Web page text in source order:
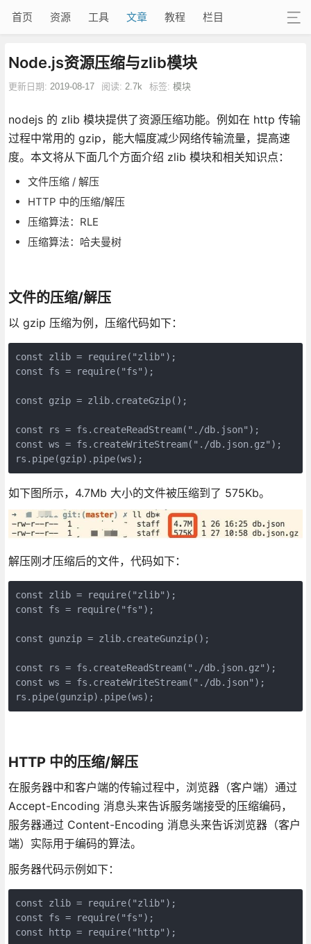
首页 资源 工具 文章 教程 栏目
Node.js资源压缩与zlib模块
更新日期: 2019-08-17 阅读: 2.7k 标签: 模块
nodejs 的 zlib 模块提供了资源压缩功能。例如在 http 传输
过程中常用的 gzip，能大幅度减少网络传输流量，提高速
度。本文将从下面几个方面介绍 zlib 模块和相关知识点：
文件压缩 / 解压
HTTP 中的压缩/解压
压缩算法：RLE
压缩算法：哈夫曼树
文件的压缩/解压
以 gzip 压缩为例，压缩代码如下：
const zlib = require("zlib");
const fs = require("fs");
const gzip = zlib.createGzip();
const rs = fs.createReadStream("./db.json");
const ws = fs.createWriteStream("./db.json.gz");
rs.pipe(gzip).pipe(ws);
如下图所示，4.7Mb 大小的文件被压缩到了 575Kb。
解压刚才压缩后的文件，代码如下：
const zlib = require("zlib");
const fs = require("fs");
const gunzip = zlib.createGunzip();
const rs = fs.createReadStream("./db.json.gz");
const ws = fs.createWriteStream("./db.json");
rs.pipe(gunzip).pipe(ws);
HTTP 中的压缩/解压
在服务器中和客户端的传输过程中，浏览器（客户端）通过
Accept-Encoding 消息头来告诉服务端接受的压缩编码，
服务器通过 Content-Encoding 消息头来告诉浏览器（客户
端）实际用于编码的算法。
服务器代码示例如下：
const zlib = require("zlib");
const fs = require("fs");
const http = require("http");